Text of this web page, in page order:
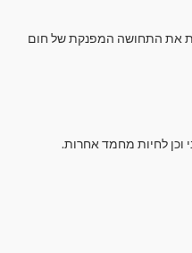
את התחושה המפנקת של חום
וכן לחיות מחמד אחרות.